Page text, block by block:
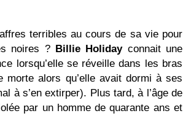
terribles au cours de sa vie pour
noires ? Billie Holidayconnait une
lorsqu’elle se réveille dans les bras
morte alors qu’elle avait dormi à ses
à s’en extirper). Plus tard, à l’âge de
par un homme de quarante ans et